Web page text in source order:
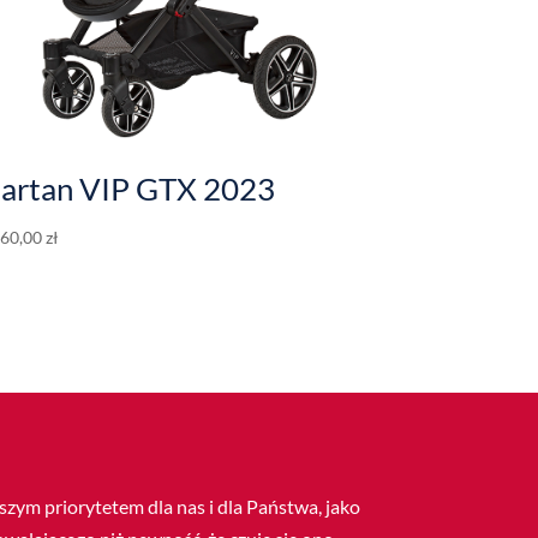
VIP GTX 2023
zł
priorytetem dla nas i dla Państwa, jako